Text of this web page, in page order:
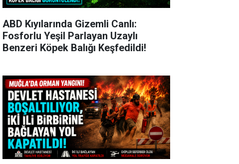
ABD Kıyılarında Gizemli Canlı:
Fosforlu Yeşil Parlayan Uzaylı
Benzeri Köpek Balığı Keşfedildi!